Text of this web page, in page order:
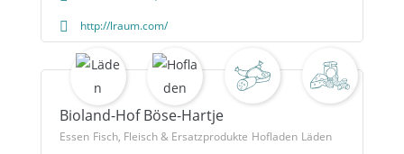
http://lraum.com/
Bioland-Hof Böse-Hartje
Essen Fisch, Fleisch & Ersatzprodukte Hofladen Läden